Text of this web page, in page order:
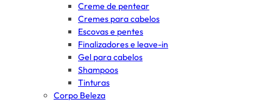
Creme de pentear
Cremes para cabelos
Escovas e pentes
Finalizadores e leave-in
Gel para cabelos
Shampoos
Tinturas
Corpo Beleza